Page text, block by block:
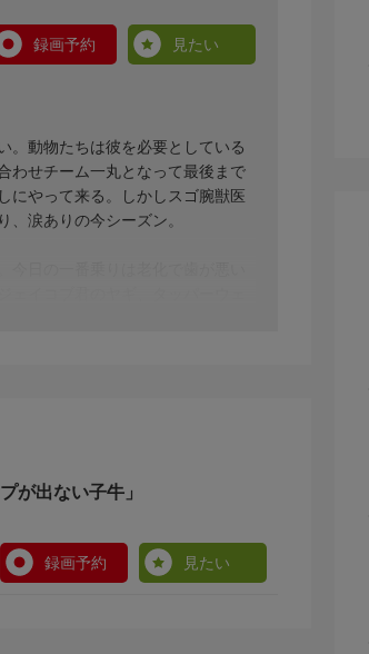
録画予約
見たい
。動物たちは彼を必要としている
わせチーム一丸となって最後まで
にやって来る。しかしスゴ腕獣医
涙ありの今シーズン。
ェイコブ君のヤギ、タッパーウェ
が出ない子牛」
録画予約 見たい